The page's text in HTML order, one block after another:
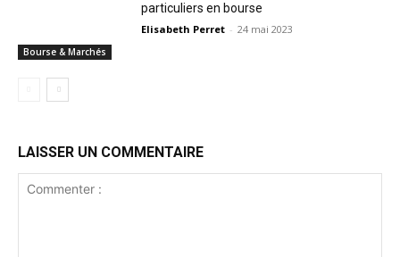
Bourse & Marchés
particuliers en bourse
Elisabeth Perret - 24 mai 2023
LAISSER UN COMMENTAIRE